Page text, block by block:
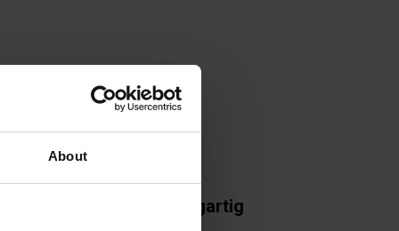
About
Einzigartig